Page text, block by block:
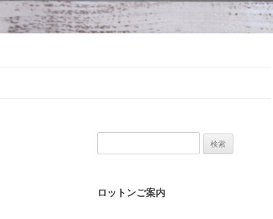
索:
ロットンご案内